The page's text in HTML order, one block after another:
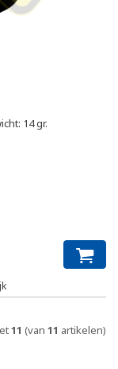
14 gr.
11 (van 11 artikelen)